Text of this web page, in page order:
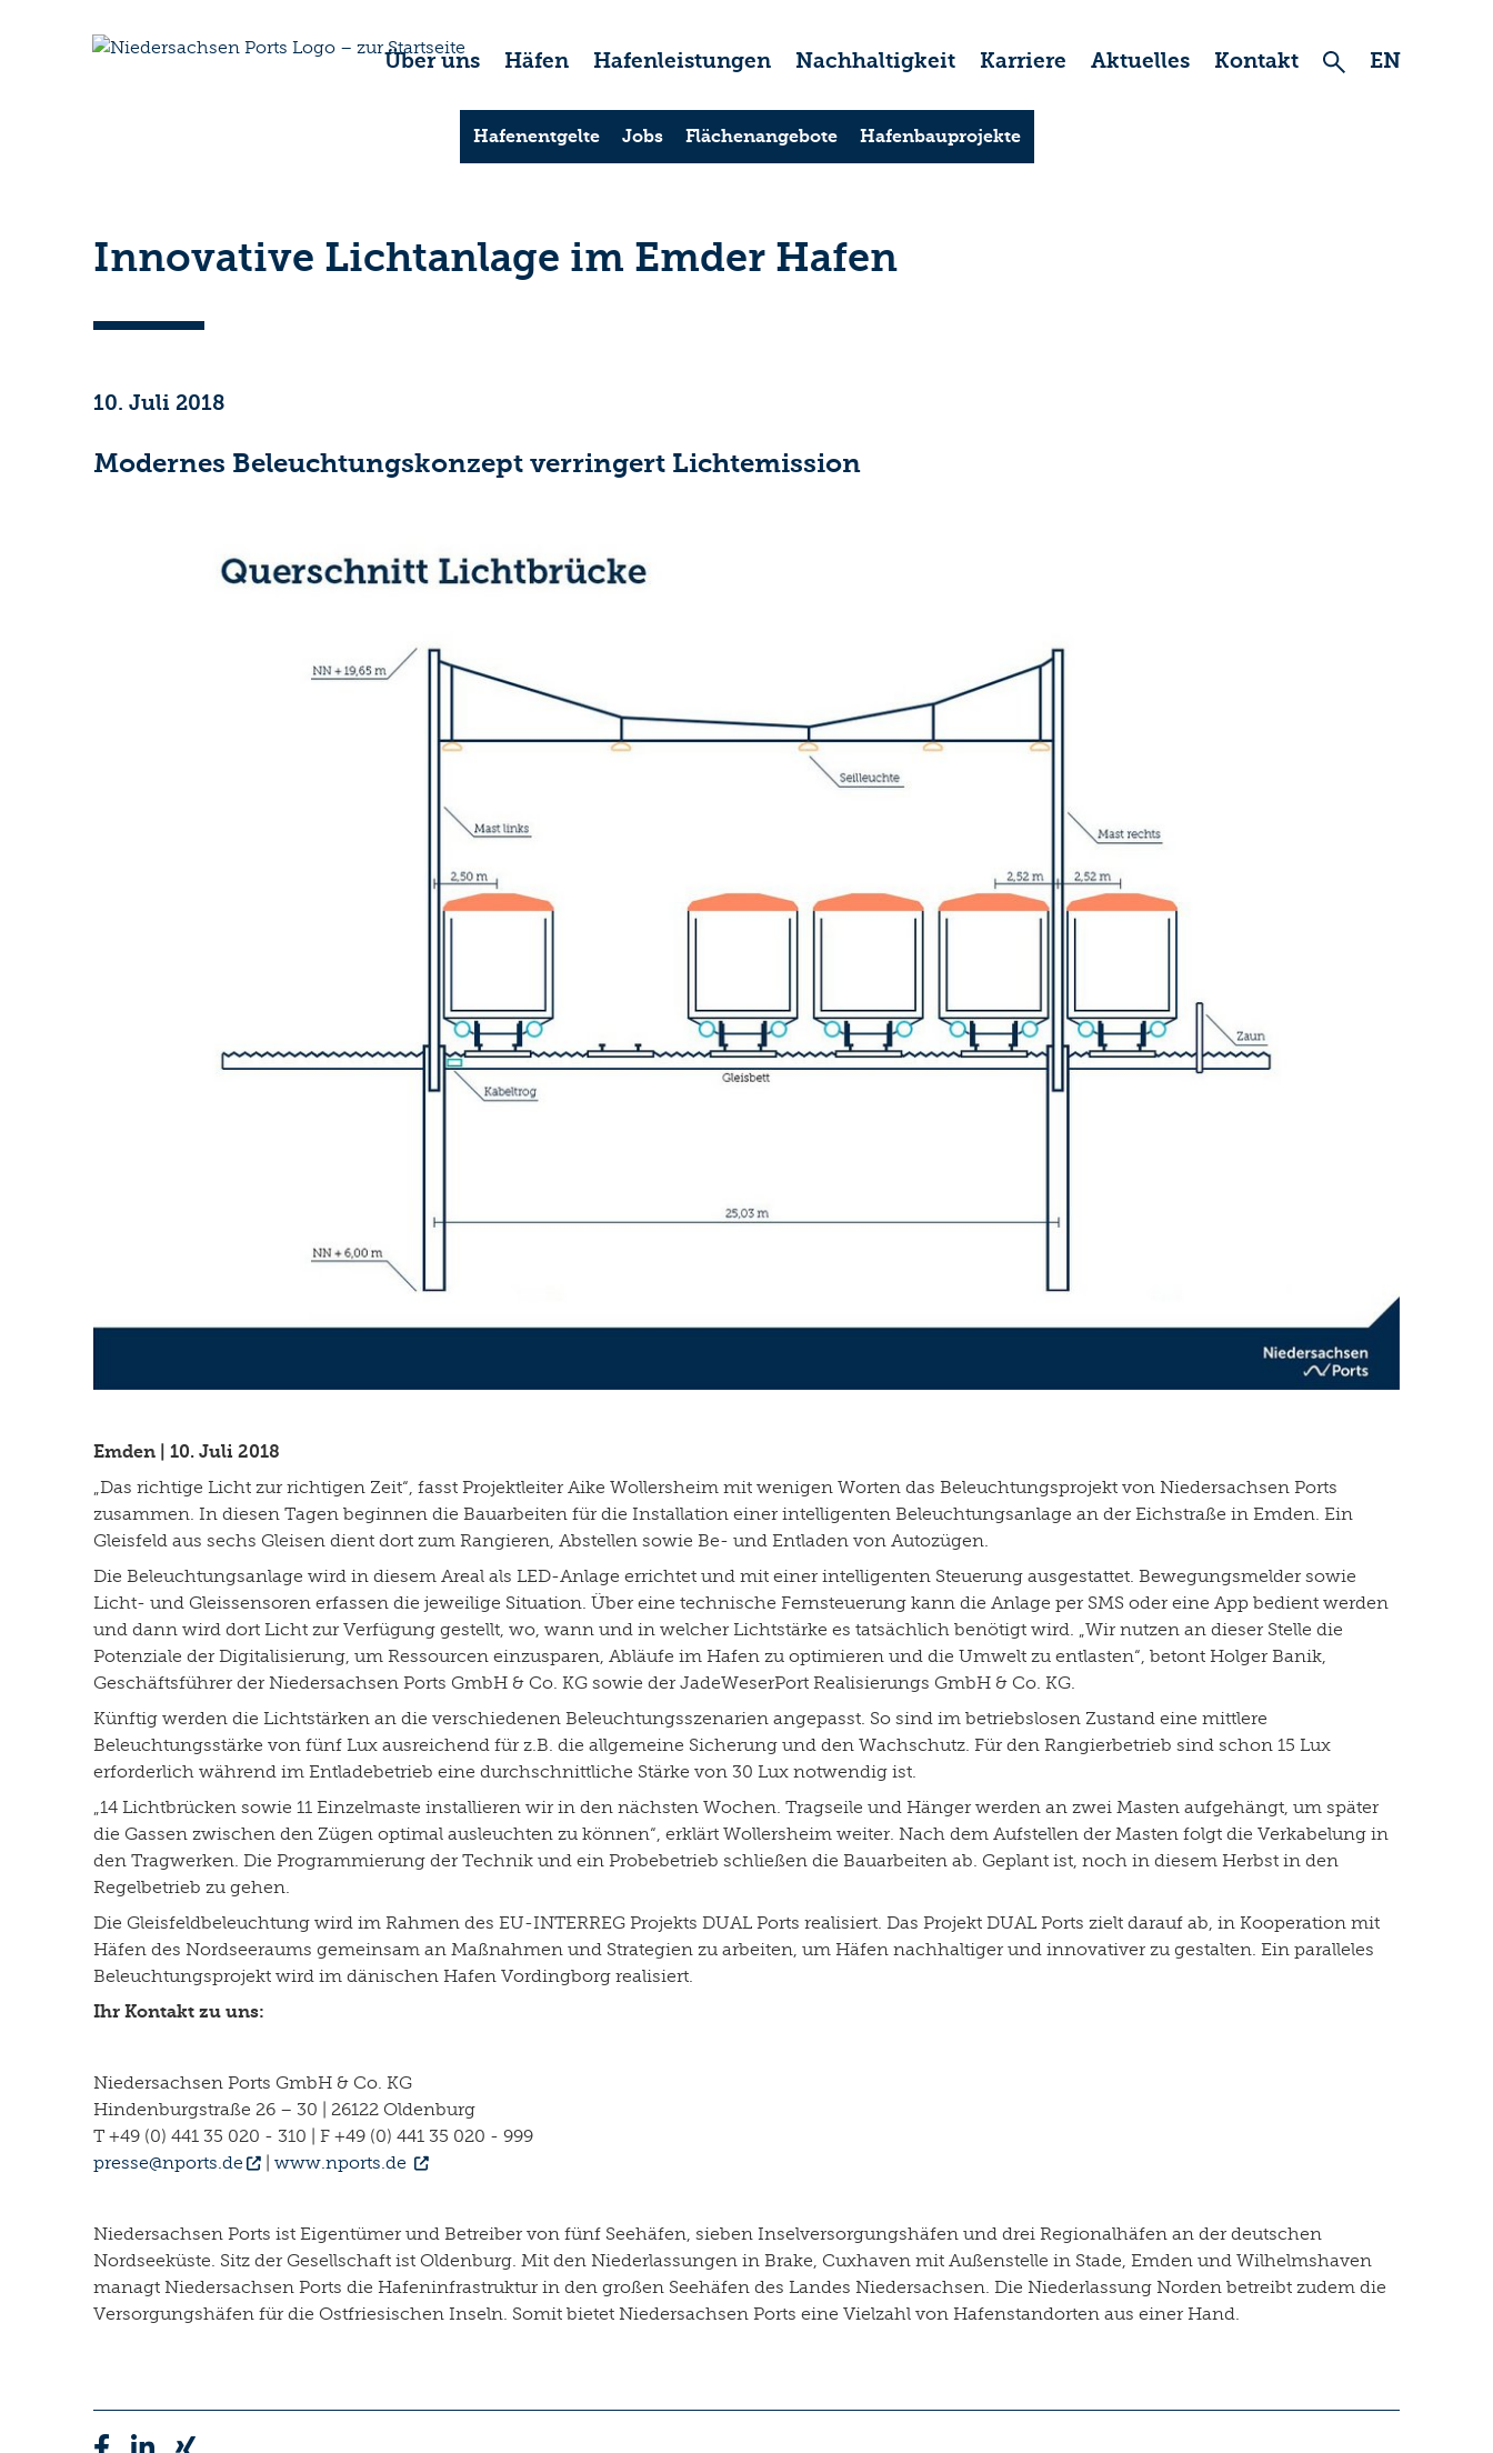
Über uns Häfen Hafenleistungen Nachhaltigkeit Karriere Aktuelles Kontakt EN
Hafenentgelte Jobs Flächenangebote Hafenbauprojekte
Innovative Lichtanlage im Emder Hafen
10. Juli 2018
Modernes Beleuchtungskonzept verringert Lichtemission
Emden | 10. Juli 2018
„Das richtige Licht zur richtigen Zeit“, fasst Projektleiter Aike Wollersheim mit wenigen Worten das Beleuchtungsprojekt von Niedersachsen Ports
zusammen. In diesen Tagen beginnen die Bauarbeiten für die Installation einer intelligenten Beleuchtungsanlage an der Eichstraße in Emden. Ein
Gleisfeld aus sechs Gleisen dient dort zum Rangieren, Abstellen sowie Be- und Entladen von Autozügen.
Die Beleuchtungsanlage wird in diesem Areal als LED-Anlage errichtet und mit einer intelligenten Steuerung ausgestattet. Bewegungsmelder sowie
Licht- und Gleissensoren erfassen die jeweilige Situation. Über eine technische Fernsteuerung kann die Anlage per SMS oder eine App bedient werden
und dann wird dort Licht zur Verfügung gestellt, wo, wann und in welcher Lichtstärke es tatsächlich benötigt wird. „Wir nutzen an dieser Stelle die
Potenziale der Digitalisierung, um Ressourcen einzusparen, Abläufe im Hafen zu optimieren und die Umwelt zu entlasten“, betont Holger Banik,
Geschäftsführer der Niedersachsen Ports GmbH & Co. KG sowie der JadeWeserPort Realisierungs GmbH & Co. KG.
Künftig werden die Lichtstärken an die verschiedenen Beleuchtungsszenarien angepasst. So sind im betriebslosen Zustand eine mittlere
Beleuchtungsstärke von fünf Lux ausreichend für z.B. die allgemeine Sicherung und den Wachschutz. Für den Rangierbetrieb sind schon 15 Lux
erforderlich während im Entladebetrieb eine durchschnittliche Stärke von 30 Lux notwendig ist.
„14 Lichtbrücken sowie 11 Einzelmaste installieren wir in den nächsten Wochen. Tragseile und Hänger werden an zwei Masten aufgehängt, um später
die Gassen zwischen den Zügen optimal ausleuchten zu können“, erklärt Wollersheim weiter. Nach dem Aufstellen der Masten folgt die Verkabelung in
den Tragwerken. Die Programmierung der Technik und ein Probebetrieb schließen die Bauarbeiten ab. Geplant ist, noch in diesem Herbst in den
Regelbetrieb zu gehen.
Die Gleisfeldbeleuchtung wird im Rahmen des EU-INTERREG Projekts DUAL Ports realisiert. Das Projekt DUAL Ports zielt darauf ab, in Kooperation mit
Häfen des Nordseeraums gemeinsam an Maßnahmen und Strategien zu arbeiten, um Häfen nachhaltiger und innovativer zu gestalten. Ein paralleles
Beleuchtungsprojekt wird im dänischen Hafen Vordingborg realisiert.
Ihr Kontakt zu uns:
Niedersachsen Ports GmbH & Co. KG
Hindenburgstraße 26 – 30 | 26122 Oldenburg
T +49 (0) 441 35 020 - 310 | F +49 (0) 441 35 020 - 999
presse@nports.de
| www.nports.de
Niedersachsen Ports ist Eigentümer und Betreiber von fünf Seehäfen, sieben Inselversorgungshäfen und drei Regionalhäfen an der deutschen
Nordseeküste. Sitz der Gesellschaft ist Oldenburg. Mit den Niederlassungen in Brake, Cuxhaven mit Außenstelle in Stade, Emden und Wilhelmshaven
managt Niedersachsen Ports die Hafeninfrastruktur in den großen Seehäfen des Landes Niedersachsen. Die Niederlassung Norden betreibt zudem die
Versorgungshäfen für die Ostfriesischen Inseln. Somit bietet Niedersachsen Ports eine Vielzahl von Hafenstandorten aus einer Hand.